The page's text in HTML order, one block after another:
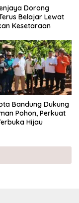
Dorong
Belajar Lewat
Kesetaraan
Bandung Dukung
Pohon, Perkuat
Hijau